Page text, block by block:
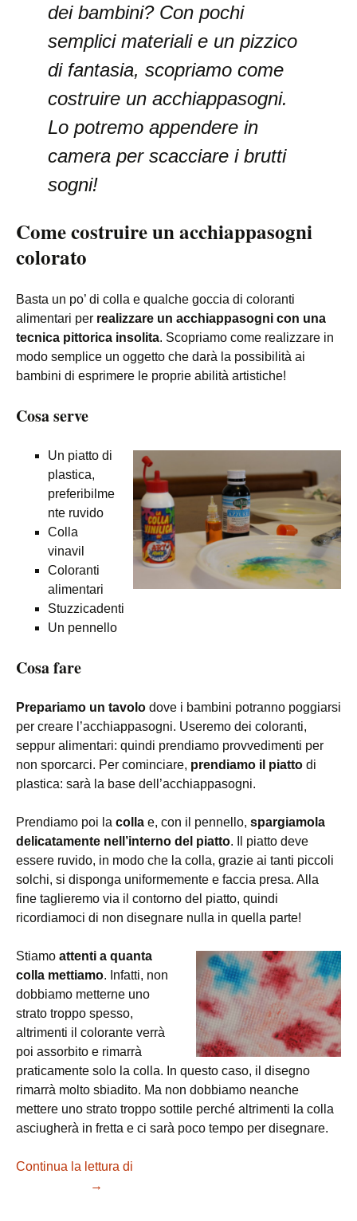
dei bambini? Con pochi
semplici materiali e un pizzico
di fantasia, scopriamo come
costruire un acchiappasogni.
Lo potremo appendere in
camera per scacciare i brutti
sogni!
Come costruire un acchiappasogni
colorato
Basta un po’ di colla e qualche goccia di coloranti
alimentari per realizzare un acchiappasogni con una
tecnica pittorica insolita. Scopriamo come realizzare in
modo semplice un oggetto che darà la possibilità ai
bambini di esprimere le proprie abilità artistiche!
Cosa serve
Un piatto di
plastica,
preferibilme
nte ruvido
Colla
vinavil
Coloranti
alimentari
Stuzzicadenti
Un pennello
Cosa fare
Prepariamo un tavolo dove i bambini potranno poggiarsi
per creare l’acchiappasogni. Useremo dei coloranti,
seppur alimentari: quindi prendiamo provvedimenti per
non sporcarci. Per cominciare, prendiamo il piatto di
plastica: sarà la base dell’acchiappasogni.
Prendiamo poi la colla e, con il pennello, spargiamola
delicatamente nell’interno del piatto. Il piatto deve
essere ruvido, in modo che la colla, grazie ai tanti piccoli
solchi, si disponga uniformemente e faccia presa. Alla
fine taglieremo via il contorno del piatto, quindi
ricordiamoci di non disegnare nulla in quella parte!
Stiamo attenti a quanta
colla mettiamo. Infatti, non
dobbiamo metterne uno
strato troppo spesso,
altrimenti il colorante verrà
poi assorbito e rimarrà
praticamente solo la colla. In questo caso, il disegno
rimarrà molto sbiadito. Ma non dobbiamo neanche
mettere uno strato troppo sottile perché altrimenti la colla
asciugherà in fretta e ci sarà poco tempo per disegnare.
Continua la lettura di
→